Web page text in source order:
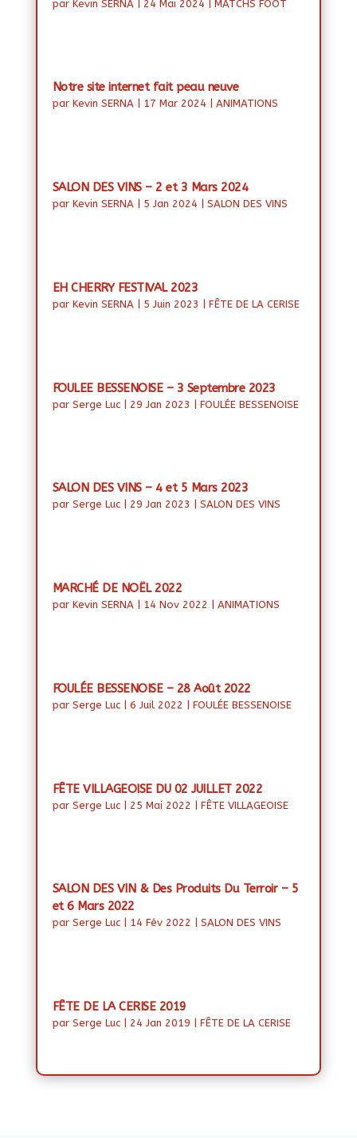
par Kevin SERNA 24 Mai 2024 MATCHS FOOT
Notre site internet fait peau neuve
par Kevin SERNA| 17 Mar 2024 ANIMATIONS
SALON DES VINS – 2 et 3 Mars 2024
par Kevin SERNA| 5 Jan 2024 SALON DES VINS
EH CHERRY FESTIVAL 2023
par Kevin SERNA 5 Juin 2023 FÊTE DE LA CERISE
FOULEE BESSENOISE – 3 Septembre 2023
par Serge Luc| 29 Jan 2023 | FOULÉE BESSENOISE
SALON DES VINS – 4 et 5 Mars 2023
par Serge Luc| 29 Jan 2023 SALON DES VINS
MARCHÉ DE NOËL 2022
par Kevin SERNA| 14 Nov 2022 ANIMATIONS
FOULÉE BESSENOISE – 28 Août 2022
par Serge Luc| 6 Juil 2022 FOULÉE BESSENOISE
FÊTE VILLAGEOISE DU 02 JUILLET 2022
par Serge Luc| 25 Mai 2022 | FÊTE VILLAGEOISE
SALON DES VIN & Des Produits Du Terroir – 5
et 6 Mars 2022
par Serge Luc| 14 Fév 2022 SALON DES VINS
FÊTE DE LA CERISE 2019
par Serge Luc| 24 Jan 2019 FÊTE DE LA CERISE